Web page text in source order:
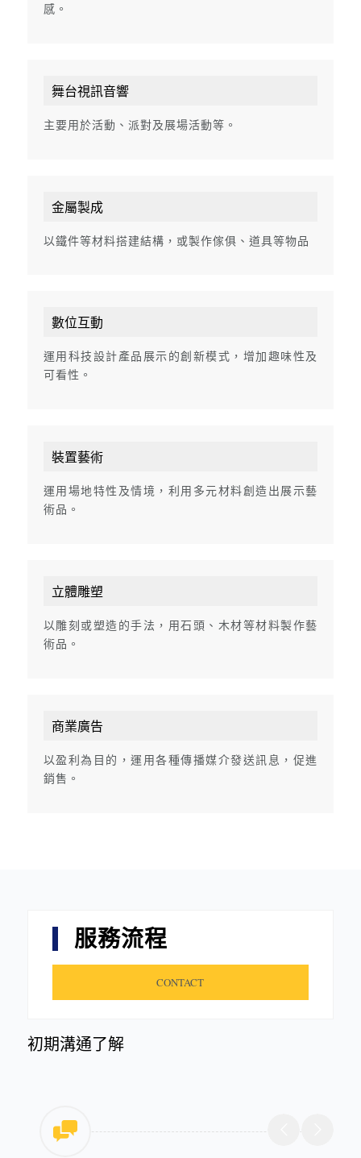
感。
舞台視訊音響
主要用於活動、派對及展場活動等。
金屬製成
以鐵件等材料搭建結構，或製作傢俱、道具等物品
數位互動
運用科技設計產品展示的創新模式，增加趣味性及
可看性。
裝置藝術
運用場地特性及情境，利用多元材料創造出展示藝
術品。
立體雕塑
以雕刻或塑造的手法，用石頭、木材等材料製作藝
術品。
商業廣告
以盈利為目的，運用各種傳播媒介發送訊息，促進
銷售。
服務流程
CONTACT
初期溝通了解